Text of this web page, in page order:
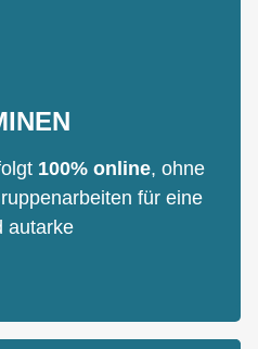
100% online, ohne
für eine
autarke